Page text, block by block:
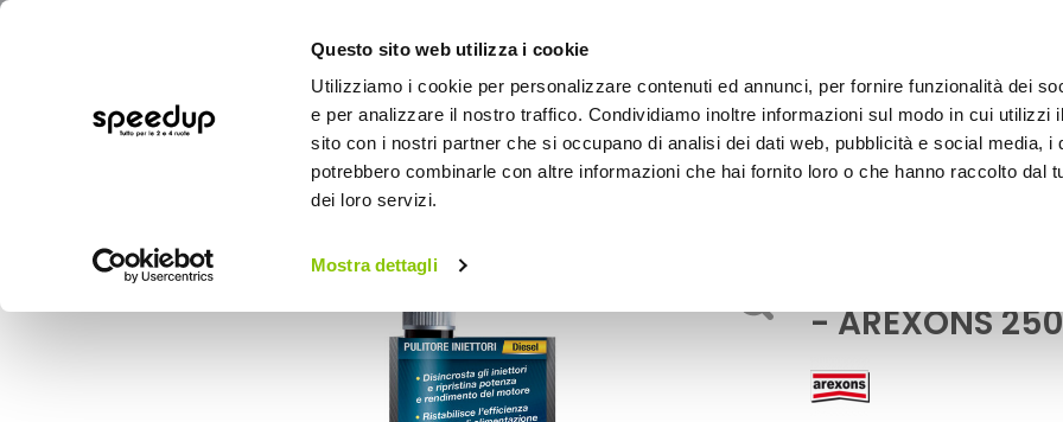
Questo sito web utilizza i cookie
Utilizziamo i cookie per personalizzare contenuti ed annunci, per fornire funzionalità dei
e per analizzare il nostro traffico. Condividiamo inoltre informazioni sul modo in cui utilizzi
sito con i nostri partner che si occupano di analisi dei dati web, pubblicità e social media, i
potrebbero combinarle con altre informazioni che hai fornito loro o che hanno raccolto dal
dei loro servizi.
Mostra dettagli
BICI OUTDOOR
Home
- AREXONS